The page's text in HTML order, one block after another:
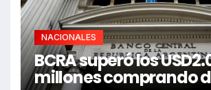
NACIONALES
BCRA superó los
millones comprando